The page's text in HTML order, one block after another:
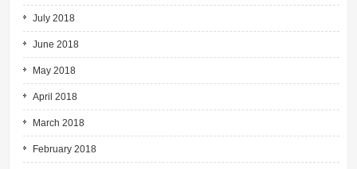
July 2018
June 2018
May 2018
April 2018
March 2018
February 2018